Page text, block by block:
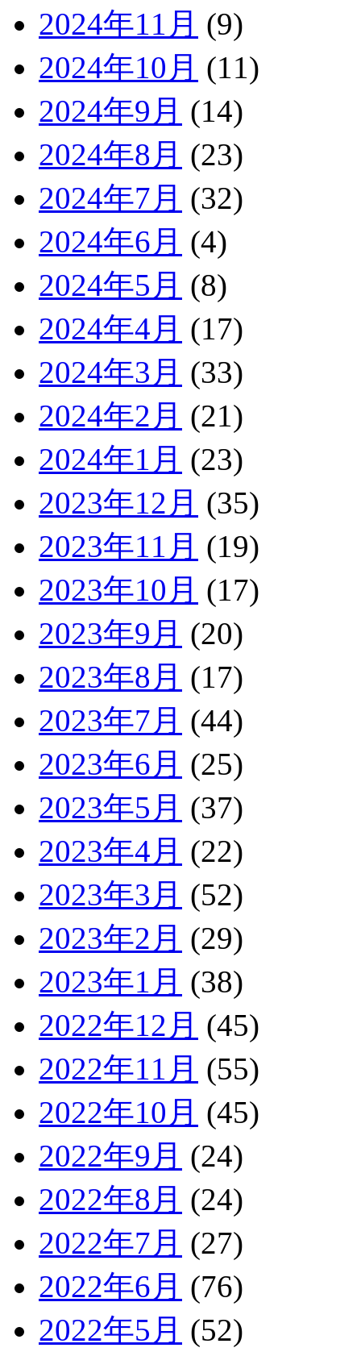
2024年11月 (9)
2024年10月 (11)
2024年9月 (14)
2024年8月 (23)
2024年7月 (32)
2024年6月 (4)
2024年5月 (8)
2024年4月 (17)
2024年3月 (33)
2024年2月 (21)
2024年1月 (23)
2023年12月 (35)
2023年11月 (19)
2023年10月 (17)
2023年9月 (20)
2023年8月 (17)
2023年7月 (44)
2023年6月 (25)
2023年5月 (37)
2023年4月 (22)
2023年3月 (52)
2023年2月 (29)
2023年1月 (38)
2022年12月 (45)
2022年11月 (55)
2022年10月 (45)
2022年9月 (24)
2022年8月 (24)
2022年7月 (27)
2022年6月 (76)
2022年5月 (52)